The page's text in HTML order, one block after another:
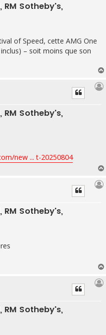
Sotheby's,
of Speed, cette AMG One
– soit moins que son
Sotheby's,
new ... t-20250804
Sotheby's,
Sotheby's,